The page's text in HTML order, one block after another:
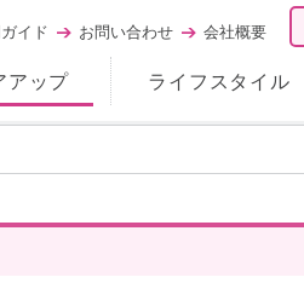
アップ ライフスタイル
イド お問い合わせ 会社概要